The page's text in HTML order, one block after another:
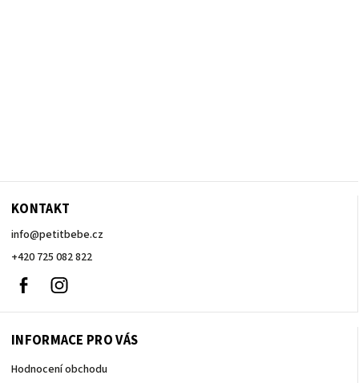
KONTAKT
info@petitbebe.cz
+420 725 082 822
Facebook
INFORMACE PRO VÁS
Hodnocení obchodu